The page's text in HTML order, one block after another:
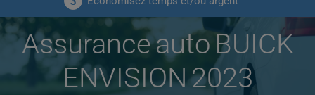
Assurance auto BUICK
ENVISION 2023